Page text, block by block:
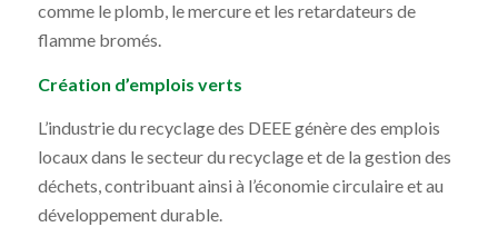
comme le plomb, le mercure et les retardateurs de
flamme bromés.
Création d’emplois verts
L’industrie du recyclage des DEEE génère des emplois
locaux dans le secteur du recyclage et de la gestion des
déchets, contribuant ainsi à l’économie circulaire et au
développement durable.